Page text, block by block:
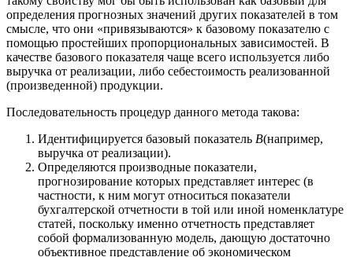
определения прогнозных значений других показателей в том
смысле, что они «привязываются» к базовому показателю с
помощью простейших пропорциональных зависимостей. В
качестве базового показателя чаще всего используется либо
выручка от реализации, либо себестоимость реализованной
(произведенной) продукции.
Последовательность процедур данного метода такова:
Идентифицируется базовый показатель B(например,
выручка от реализации).
Определяются производные показатели,
прогнозирование которых представляет интерес (в
частности, к ним могут относиться показатели
бухгалтерской отчетности в той или иной номенклатуре
статей, поскольку именно отчетность представляет
собой формализованную модель, дающую достаточно
объективное представление об экономическом